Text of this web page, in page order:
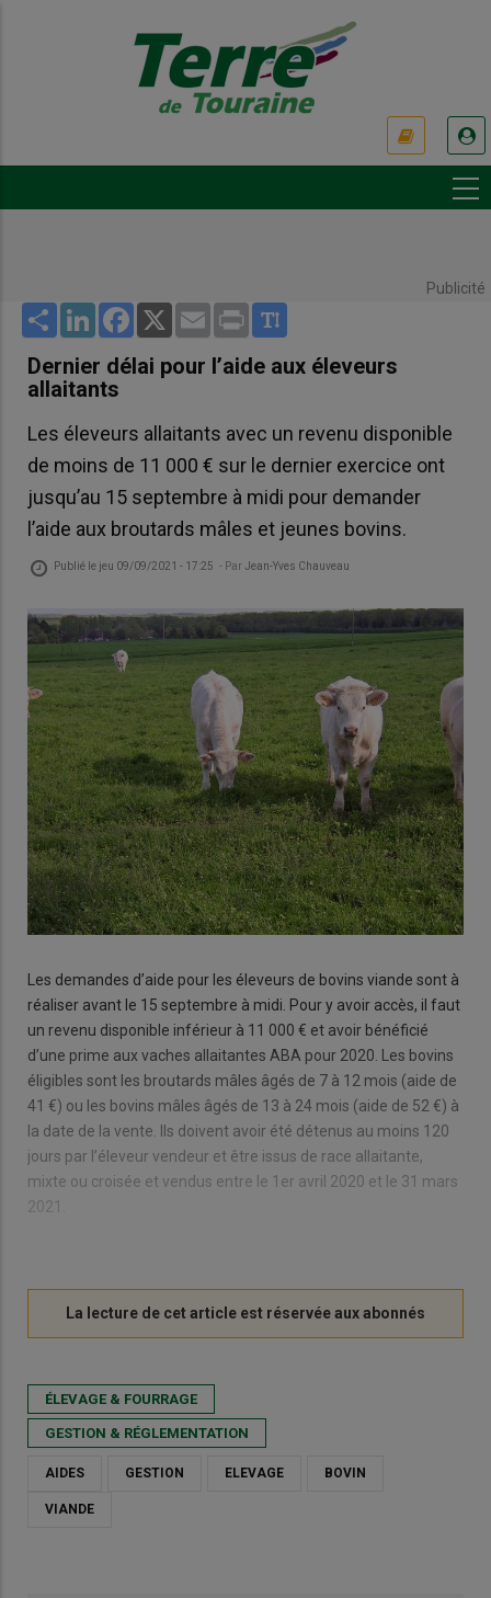
Publicité
Share LinkedInFacebook
X Email Print
Dernier délai pour l’aide aux éleveurs
allaitants
Les éleveurs allaitants avec un revenu disponible
de moins de 11 000 € sur le dernier exercice ont
jusqu’au 15 septembre à midi pour demander
l’aide aux broutards mâles et jeunes bovins.
Publié le jeu 09/09/2021 - 17:25 - Par Jean-Yves Chauveau
Les demandes d’aide pour les éleveurs de bovins viande sont à
réaliser avant le 15 septembre à midi. Pour y avoir accès, il faut
un revenu disponible inférieur à 11 000 € et avoir bénéficié
d’une prime aux vaches allaitantes ABA pour 2020. Les bovins
éligibles sont les broutards mâles âgés de 7 à 12 mois (aide de
41 €) ou les bovins mâles âgés de 13 à 24 mois (aide de 52 €) à
la date de la vente. Ils doivent avoir été détenus au moins 120
jours par l’éleveur vendeur et être issus de race allaitante,
mixte ou croisée et vendus entre le 1er avril 2020 et le 31 mars
2021.
ÉLEVAGE & FOURRAGE
GESTION & RÉGLEMENTATION
AIDES GESTION ELEVAGE BOVIN
VIANDE